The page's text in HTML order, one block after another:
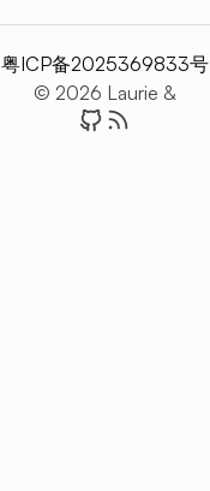
粤ICP备2025369833号
© 2026 Laurie &